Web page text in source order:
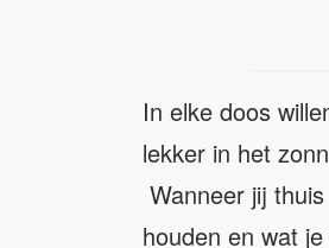
In elke doos
lekker in het
Wanneer jij
houden en wat